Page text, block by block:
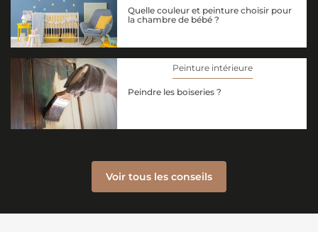
Quelle couleur et peinture choisir pour
la chambre de bébé ?
Peinture intérieure
Peindre les boiseries ?
Voir tous les conseils